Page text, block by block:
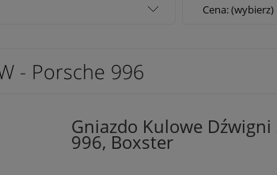
Cena: (wybierz)
- Porsche 996
Gniazdo Kulowe
996, Boxster